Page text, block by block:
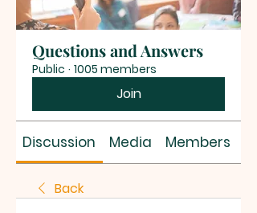
Questions and Answers
Public · 1005 members
Join
Discussion Media Members
Back